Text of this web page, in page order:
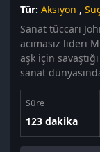
Tür: Aksiyon , Suç
Sanat tüccarı
acımasız lideri
aşk için
sanat
Süre
123 dakika